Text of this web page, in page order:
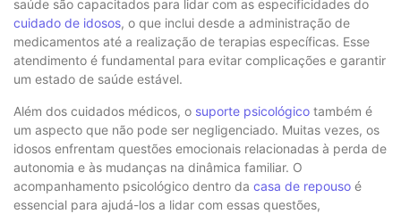
saúde são capacitados para lidar com as especificidades do
cuidado de idosos, o que inclui desde a administração de
medicamentos até a realização de terapias específicas. Esse
atendimento é fundamental para evitar complicações e garantir
um estado de saúde estável.
Além dos cuidados médicos, o suporte psicológico também é
um aspecto que não pode ser negligenciado. Muitas vezes, os
idosos enfrentam questões emocionais relacionadas à perda de
autonomia e às mudanças na dinâmica familiar. O
acompanhamento psicológico dentro da casa de repouso é
essencial para ajudá-los a lidar com essas questões,